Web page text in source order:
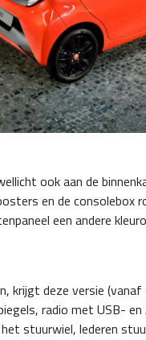
ook aan de
en de consolebox
een andere
deze versie
radio met USB-
stuurwiel, lederen